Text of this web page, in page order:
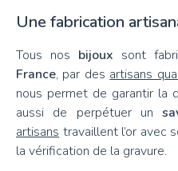
Une fabrication
Tous nos bijoux sont
France, par des artisans
nous permet de garantir la
aussi de perpétuer un
artisans travaillent l’or avec
la vérification de la gravure.